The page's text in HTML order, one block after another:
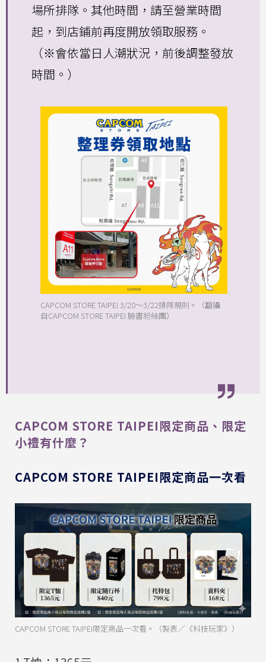
場所排隊。其他時間，請至營業時間
起，到店鋪前再度開放領取服務。
（※會依當日人潮狀況，前後調整發放
時間。）
CAPCOM STORE TAIPEI 3/20～3/22排隊規則。（翻攝
自CAPCOM STORE TAIPEI 臉書粉絲團）
CAPCOM STORE TAIPEI限定商品、限定
小禮有什麼？
CAPCOM STORE TAIPEI限定商品一次看
CAPCOM STORE TAIPEI限定商品一次看。（製表／《科技玩家》）